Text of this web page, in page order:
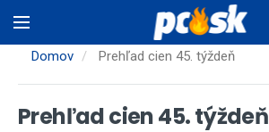
na
hlavnýDomov Prehľad cien 45. týždeň
Prehľad cien 45. týždeň